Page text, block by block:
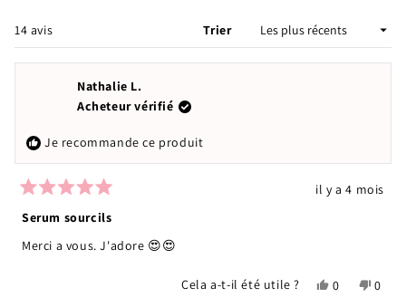
FENÊTRE)
14 avis Trier
Nathalie L.
Acheteur vérifié
Je recommande ce produit
5
sur
5
étoiles
il y a 4 mois
Serum sourcils
Merci a vous. J'adore 😍😍
Cela a-t-il été utile ?
Oui,
0
Non,
0
Chargement...